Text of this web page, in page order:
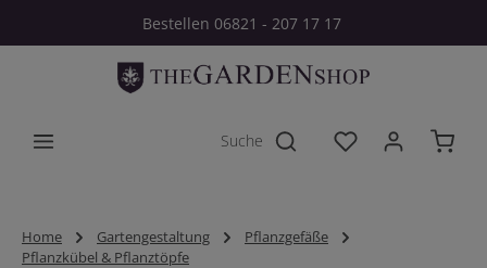
Zum Hauptinhalt springenBestellen 06821 - 207 17 17
Du hast 0
Home Gartengestaltung
Pflanzgefäße
Pflanzkübel & Pflanztöpfe